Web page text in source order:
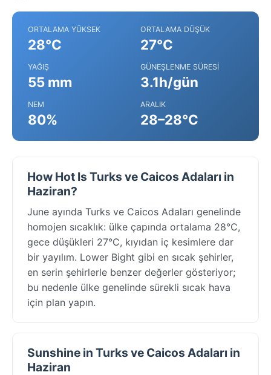
ORTALAMA YÜKSEK
28°C
ORTALAMA DÜŞÜK
27°C
YAĞIŞ
55 mm
GÜNEŞLENME SÜRESI
3.1h/gün
NEM
80%
ARALIK
28–28°C
How Hot Is Turks ve Caicos Adaları in
Haziran?
June ayında Turks ve Caicos Adaları genelinde
homojen sıcaklık: ülke çapında ortalama 28°C,
gece düşükleri 27°C, kıyıdan iç kesimlere dar
bir yayılım. Lower Bight gibi en sıcak şehirler,
en serin şehirlerle benzer değerler gösteriyor;
bu nedenle ülke genelinde sürekli sıcak hava
için plan yapın.
Sunshine in Turks ve Caicos Adaları in
Haziran